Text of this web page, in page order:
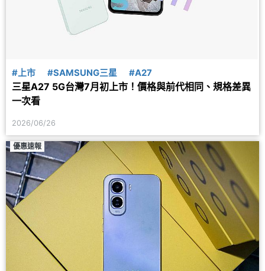
#上市 #SAMSUNG三星 #A27
三星A27 5G台灣7月初上市！價格與前代相同、規格差異
一次看
2026/06/26
優惠速報